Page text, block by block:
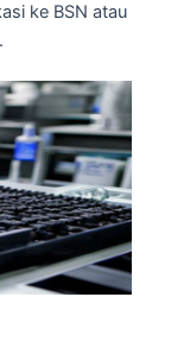
ke BSN atau